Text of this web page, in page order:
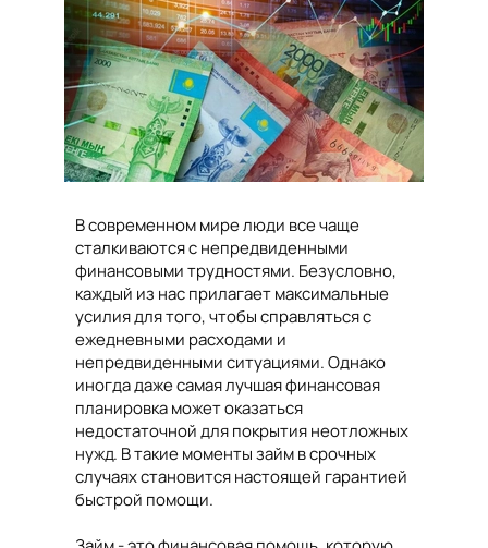
В современном мире люди все чаще
сталкиваются с непредвиденными
финансовыми трудностями. Безусловно,
каждый из нас прилагает максимальные
усилия для того, чтобы справляться с
ежедневными расходами и
непредвиденными ситуациями. Однако
иногда даже самая лучшая финансовая
планировка может оказаться
недостаточной для покрытия неотложных
нужд. В такие моменты займ в срочных
случаях становится настоящей гарантией
быстрой помощи.